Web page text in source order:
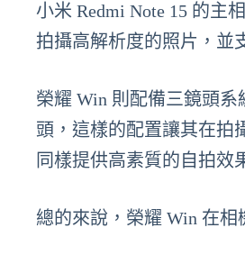
小米 Redmi Note 15 的主
拍攝高解析度的照片，並
榮耀 Win 則配備三鏡頭系
頭，這樣的配置讓其在拍
同樣提供高素質的自拍效
總的來說，榮耀 Win 在